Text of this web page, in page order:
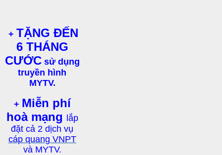
+ TẶNG ĐẾN
6 THÁNG
CƯỚCsử dụng
truyền hình
MYTV.
+ Miễn phí
hoà mạng lắp
đặt cả 2 dịch vụ
cáp quang VNPT
và MYTV.